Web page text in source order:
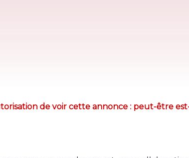
de voir cette annonce : peut-être